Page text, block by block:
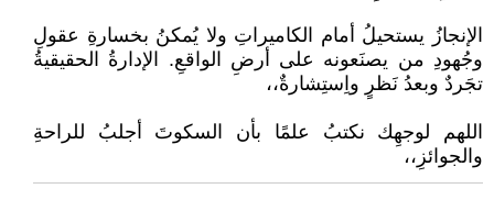
الإنجازُ يستحيلُ أمام الكاميراتِ ولا يُمكنُ بخسارةِ عقولِ
وجُهودِ من يصنَعونه على أرضِ الواقعِ. الإدارةُ الحقيقيةُ
تجَردٌ وبعدُ نَظرٍ واِستِشارةٌ،،
اللهم لوجهِك نكتبُ علمًا بأن السكوتَ أجلبُ للراحةِ
والجوائزِ،،